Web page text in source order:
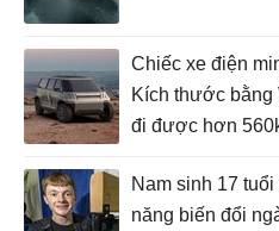
Chiếc xe điện
Kích thước bằng
đi được hơn
Nam sinh 17
năng biến đổi